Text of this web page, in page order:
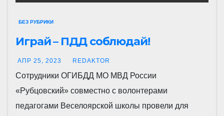
БЕЗ РУБРИКИ
Играй – ПДД соблюдай!
АПР 25, 2023 REDAKTOR
Сотрудники ОГИБДД МО МВД России
«Рубцовский» совместно с волонтерами
педагогами Веселоярской школы провели для